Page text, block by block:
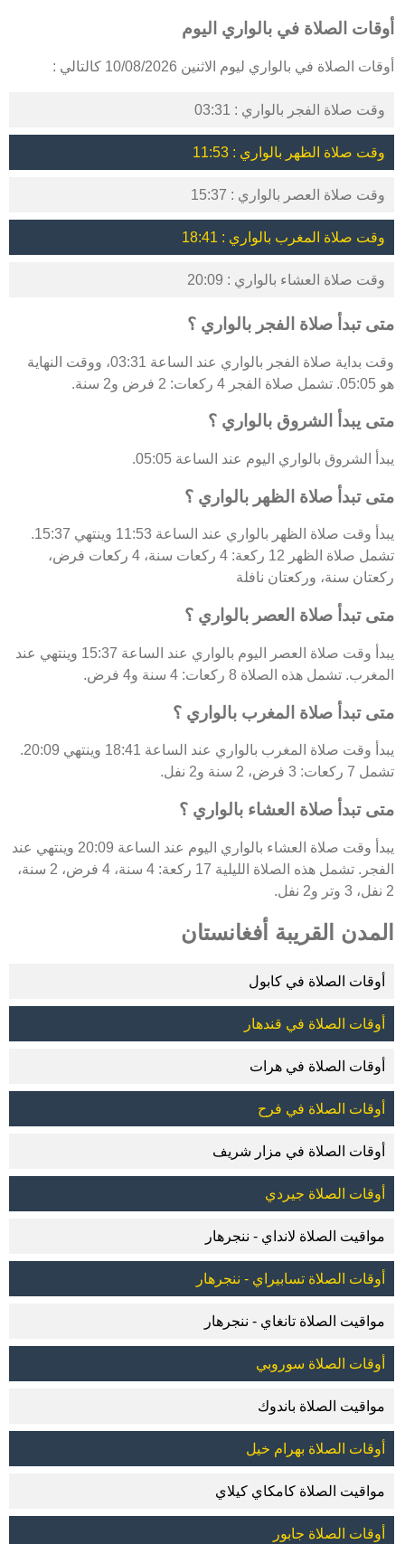
أوقات الصلاة في بالواري اليوم
أوقات الصلاة في بالواري ليوم الاثنين 10/08/2026 كالتالي :
وقت صلاة الفجر بالواري : 03:31
وقت صلاة الظهر بالواري : 11:53
وقت صلاة العصر بالواري : 15:37
وقت صلاة المغرب بالواري : 18:41
وقت صلاة العشاء بالواري : 20:09
متى تبدأ صلاة الفجر بالواري ؟
وقت بداية صلاة الفجر بالواري عند الساعة 03:31، ووقت النهاية
هو 05:05. تشمل صلاة الفجر 4 ركعات: 2 فرض و2 سنة.
متى يبدأ الشروق بالواري ؟
يبدأ الشروق بالواري اليوم عند الساعة 05:05.
متى تبدأ صلاة الظهر بالواري ؟
يبدأ وقت صلاة الظهر بالواري عند الساعة 11:53 وينتهي 15:37.
تشمل صلاة الظهر 12 ركعة: 4 ركعات سنة، 4 ركعات فرض،
ركعتان سنة، وركعتان نافلة
متى تبدأ صلاة العصر بالواري ؟
يبدأ وقت صلاة العصر اليوم بالواري عند الساعة 15:37 وينتهي عند
المغرب. تشمل هذه الصلاة 8 ركعات: 4 سنة و4 فرض.
متى تبدأ صلاة المغرب بالواري ؟
يبدأ وقت صلاة المغرب بالواري عند الساعة 18:41 وينتهي 20:09.
تشمل 7 ركعات: 3 فرض، 2 سنة و2 نفل.
متى تبدأ صلاة العشاء بالواري ؟
يبدأ وقت صلاة العشاء بالواري اليوم عند الساعة 20:09 وينتهي عند
الفجر. تشمل هذه الصلاة الليلية 17 ركعة: 4 سنة، 4 فرض، 2 سنة،
2 نفل، 3 وتر و2 نفل.
المدن القريبة أفغانستان
أوقات الصلاة في كابول
أوقات الصلاة في قندهار
أوقات الصلاة في هرات
أوقات الصلاة في فرح
أوقات الصلاة في مزار شريف
أوقات الصلاة جيردي
مواقيت الصلاة لانداي - ننجرهار
أوقات الصلاة تسابيراي - ننجرهار
مواقيت الصلاة تانغاي - ننجرهار
أوقات الصلاة سوروبي
مواقيت الصلاة باندوك
أوقات الصلاة بهرام خيل
مواقيت الصلاة كامكاي كيلاي
أوقات الصلاة جابور